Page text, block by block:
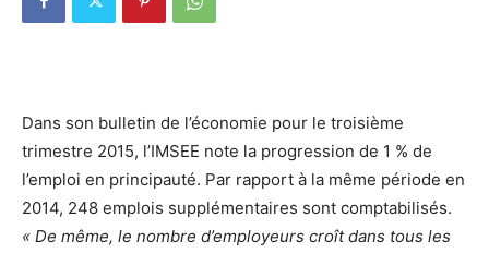
Dans son bulletin de l’économie pour le troisième
trimestre 2015, l’IMSEE note la progression de 1 % de
l’emploi en principauté. Par rapport à la même période en
2014, 248 emplois supplémentaires sont comptabilisés.
« De même, le nombre d’employeurs croît dans tous les